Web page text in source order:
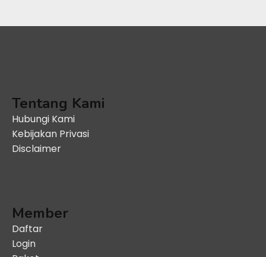
Tentang Kami
Hubungi Kami
Kebijakan Privasi
Disclaimer
Member
Daftar
Login